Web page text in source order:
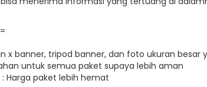
x banner, tripod banner, dan foto ukuran
untuk semua paket supaya lebih aman
: Harga paket lebih hemat